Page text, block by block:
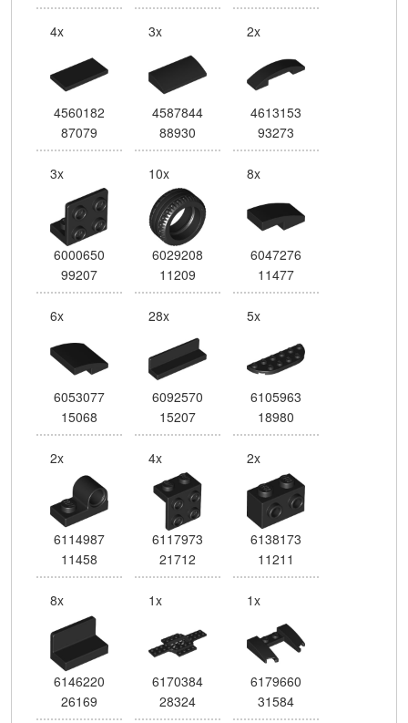
4x
4560182
87079
3x
4587844
88930
2x
4613153
93273
3x
6000650
99207
10x
6029208
11209
8x
6047276
11477
6x
6053077
15068
28x
6092570
15207
5x
6105963
18980
2x
6114987
11458
4x
6117973
21712
2x
6138173
11211
8x
6146220
26169
1x
6170384
28324
1x
6179660
31584